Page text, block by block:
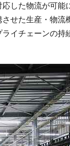
した物流が可能
せた生産・物流
イチェーンの持